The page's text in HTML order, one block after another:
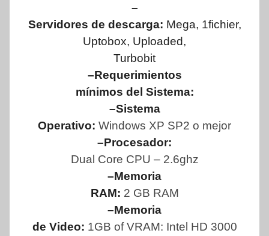
–
Servidores de descarga: Mega, 1fichier,
Uptobox, Uploaded,
Turbobit
–Requerimientos
mínimos del Sistema:
–Sistema
Operativo: Windows XP SP2 o mejor
–Procesador:
Dual Core CPU – 2.6ghz
–Memoria
RAM: 2 GB RAM
–Memoria
de Video: 1GB of VRAM: Intel HD 3000